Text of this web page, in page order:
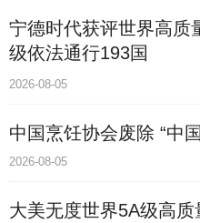
宁德时代获评世界高质
级依法通行193国
2026-08-05
中国烹饪协会废除 “中
2026-08-05
大美无度世界5A级高质